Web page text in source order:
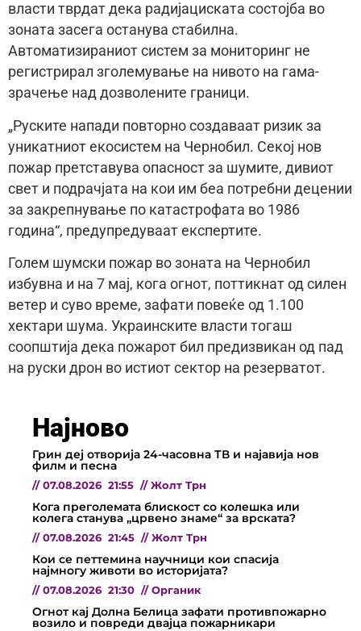
власти тврдат дека радијациската состојба во
зоната засега останува стабилна.
Автоматизираниот систем за мониторинг не
регистрирал зголемување на нивото на гама-
зрачење над дозволените граници.
„Руските напади повторно создаваат ризик за
уникатниот екосистем на Чернобил. Секој нов
пожар претставува опасност за шумите, дивиот
свет и подрачјата на кои им беа потребни децении
за закрепнување по катастрофата во 1986
година“, предупредуваат експертите.
Голем шумски пожар во зоната на Чернобил
избувна и на 7 мај, кога огнот, поттикнат од силен
ветер и суво време, зафати повеќе од 1.100
хектари шума. Украинските власти тогаш
соопштија дека пожарот бил предизвикан од пад
на руски дрон во истиот сектор на резерватот.
Најново
Грин деј отворија 24-часовна ТВ и најавија нов
филм и песна
// 07.08.2026 21:55 // Жолт Трн
Кога преголемата блискост со колешка или
колега станува „црвено знаме“ за врската?
// 07.08.2026 21:45 // Жолт Трн
Кои се петтемина научници кои спасија
најмногу животи во историјата?
// 07.08.2026 21:30 // Органик
Огнот кај Долна Белица зафати противпожарно
возило и повреди двајца пожарникари